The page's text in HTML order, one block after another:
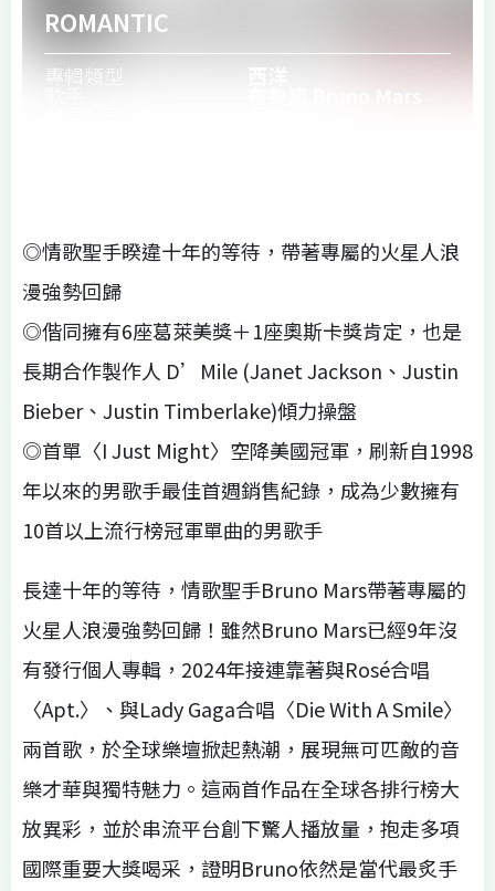
ROMANTIC
專輯類型
布魯諾 Bruno Mars
◎情歌聖手睽違十年的等待，帶著專屬的火星人浪
漫強勢回歸
◎偕同擁有6座葛萊美獎＋1座奧斯卡獎肯定，也是
長期合作製作人 D’Mile (Janet Jackson、Justin
Bieber、Justin Timberlake)傾力操盤
◎首單〈I Just Might〉空降美國冠軍，刷新自1998
年以來的男歌手最佳首週銷售紀錄，成為少數擁有
10首以上流行榜冠軍單曲的男歌手
長達十年的等待，情歌聖手Bruno Mars帶著專屬的
火星人浪漫強勢回歸！雖然Bruno Mars已經9年沒
有發行個人專輯，2024年接連靠著與Rosé合唱
〈Apt.〉、與Lady Gaga合唱〈Die With A Smile〉
兩首歌，於全球樂壇掀起熱潮，展現無可匹敵的音
樂才華與獨特魅力。這兩首作品在全球各排行榜大
放異彩，並於串流平台創下驚人播放量，抱走多項
國際重要大獎喝采，證明Bruno依然是當代最炙手